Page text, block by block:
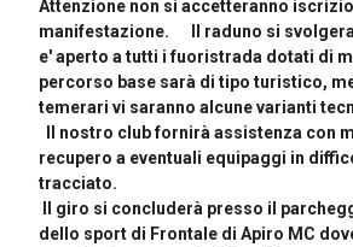
Attenzione non si accetteranno
manifestazione. Il raduno si
e' aperto a tutti i fuoristrada dotati di
percorso base sarà di tipo turistico,
temerari vi saranno alcune varianti
Il nostro club fornirà assistenza con
recupero a eventuali equipaggi in
tracciato.
Il giro si concluderà presso il
dello sport di Frontale di Apiro MC